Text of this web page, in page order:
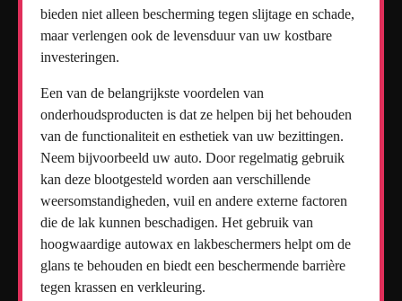
bieden niet alleen bescherming tegen slijtage en schade,
maar verlengen ook de levensduur van uw kostbare
investeringen.
Een van de belangrijkste voordelen van
onderhoudsproducten is dat ze helpen bij het behouden
van de functionaliteit en esthetiek van uw bezittingen.
Neem bijvoorbeeld uw auto. Door regelmatig gebruik
kan deze blootgesteld worden aan verschillende
weersomstandigheden, vuil en andere externe factoren
die de lak kunnen beschadigen. Het gebruik van
hoogwaardige autowax en lakbeschermers helpt om de
glans te behouden en biedt een beschermende barrière
tegen krassen en verkleuring.